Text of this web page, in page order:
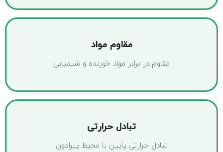
مقاوم مواد
مقاوم در برابر مواد خورنده و شیمیایی
تبادل حرارتی
تبادل حرارتی پایین با محیط پیرامون